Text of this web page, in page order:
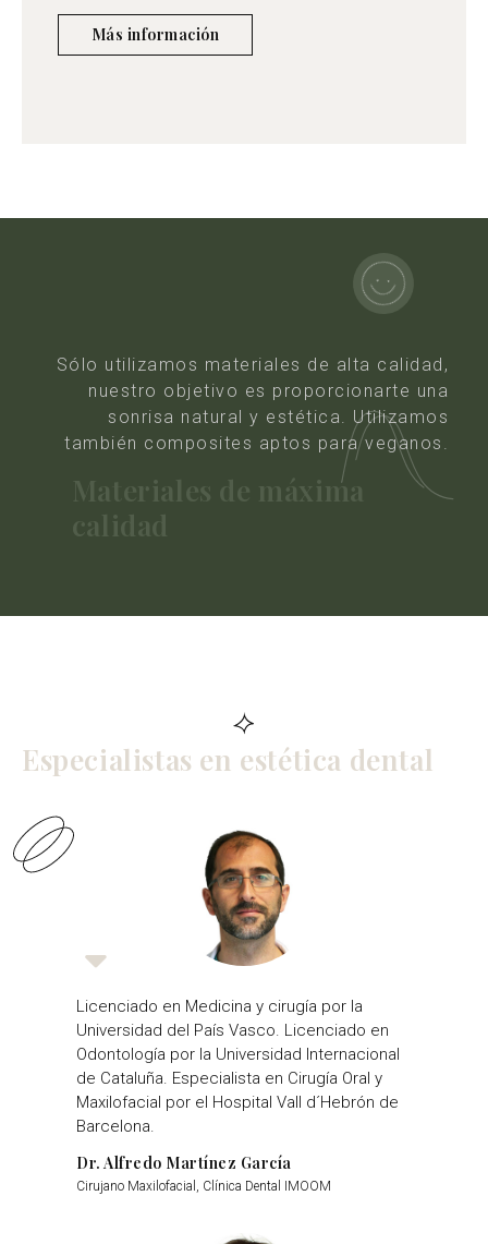
Más información
Sólo utilizamos materiales de alta calidad,
nuestro objetivo es proporcionarte una
sonrisa natural y estética. Utilizamos
también composites aptos para veganos.
Materiales de máxima
calidad
Especialistas en estética dental
Licenciado en Medicina y cirugía por la
Universidad del País Vasco. Licenciado en
Odontología por la Universidad Internacional
de Cataluña. Especialista en Cirugía Oral y
Maxilofacial por el Hospital Vall d´Hebrón de
Barcelona.
Dr. Alfredo Martínez García
Cirujano Maxilofacial, Clínica Dental IMOOM